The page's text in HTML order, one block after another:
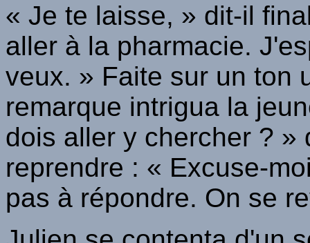
« Je te laisse, » dit-il
aller à la pharmacie.
veux. » Faite sur un ton
remarque intrigua la
dois aller y chercher ? »
reprendre : « Excuse-
pas à répondre. On se